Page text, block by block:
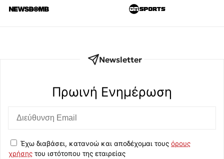
Newsletter
Πρωινή Eνημέρωση
Έχω διαβάσει, κατανοώ και αποδέχομαι τους όρους
χρήσης του ιστότοπου της εταιρείας